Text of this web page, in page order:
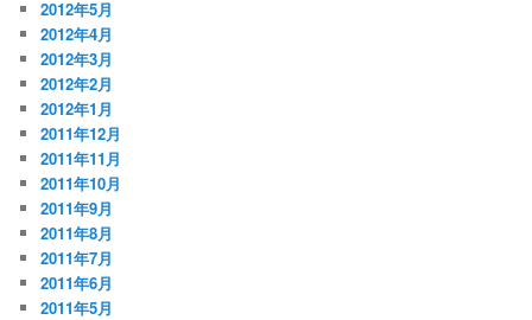
2012年5月
2012年4月
2012年3月
2012年2月
2012年1月
2011年12月
2011年11月
2011年10月
2011年9月
2011年8月
2011年7月
2011年6月
2011年5月